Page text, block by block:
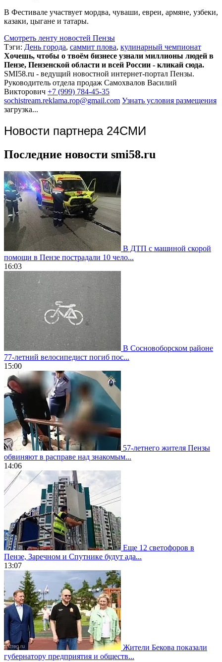
В Фестивале участвует мордва, чуваши, евреи, армяне, узбеки,
казаки, цыгане и татары.
Смотреть ленту новостей Пензы
Тэги: День города, саммит плова, кулинарный чемпионат
Хочешь, чтобы о твоём бизнесе узнали миллионы людей в
Пензе, Пензенской области и всей России - кликай сюда.
SMI58.ru - ведущий новостной интернет-портал Пензы.
Руководитель отдела продаж Самохвалов Василий
Викторович +7 (999) 784-45-35
sochistream.reklama.rop@gmail.com Узнать условия размещения
загрузка...
Новости партнера 24СМИ
Последние новости smi58.ru
В ДТП с машиной скорой
помощи в Пензе пострадали 10 чело...
16:03
В Сосновоборском районе
77-летний велосипедист погиб пос...
15:00
57-летнего жителя Пензы
обвиняют в расправе над знакомым...
14:06
Еще 12 светофоров в
Пензе, Заречном и Спутнике будут ада...
13:07
Жители Бекова показали
губернатору предприятия и обществ...